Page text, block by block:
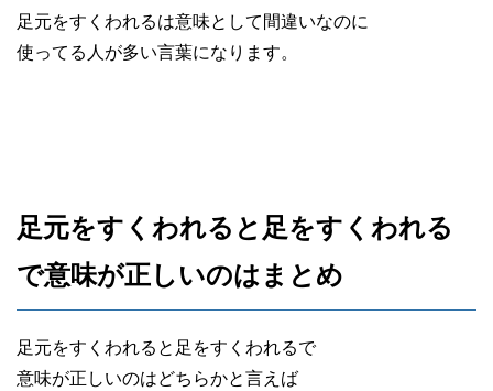
足元をすくわれるは意味として間違いなのに
使ってる人が多い言葉になります。
足元をすくわれると足をすくわれる
で意味が正しいのはまとめ
足元をすくわれると足をすくわれるで
意味が正しいのはどちらかと言えば